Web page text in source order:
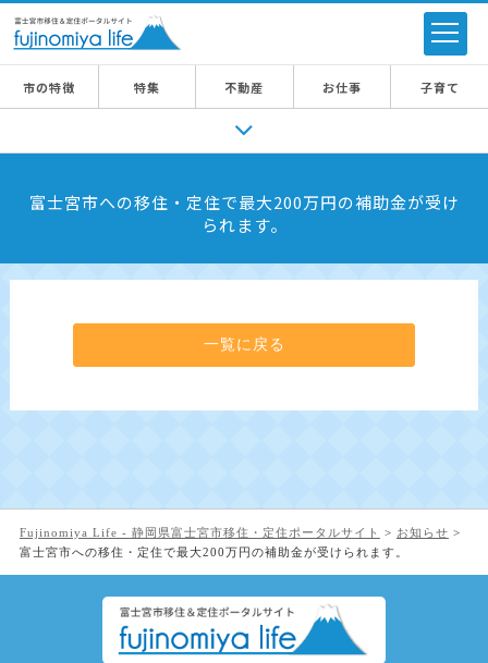
市の特徴 特集 不動産 お仕事 子育て
富士宮市への移住・定住で最大200万円の補助金が受け
られます。
一覧に戻る
Fujinomiya Life - 静岡県富士宮市移住・定住ポータルサイト > お知らせ >
富士宮市への移住・定住で最大200万円の補助金が受けられます。